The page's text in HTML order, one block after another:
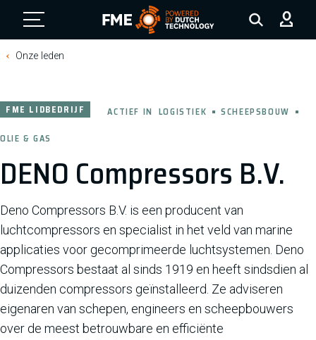
FME Logo, to the homepage
Onze leden
DENO Compressors B.V.
FME LIDBEDRIJF ACTIEF IN LOGISTIEK
SCHEEPSBOUW
OLIE & GAS
Deno Compressors B.V. is een producent van
luchtcompressors en specialist in het veld van marine
applicaties voor gecomprimeerde luchtsystemen. Deno
Compressors bestaat al sinds 1919 en heeft sindsdien al
duizenden compressors geïnstalleerd. Ze adviseren
eigenaren van schepen, engineers en scheepbouwers
over de meest betrouwbare en efficiënte